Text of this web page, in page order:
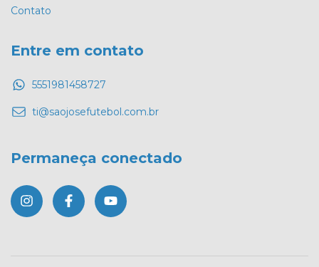
Contato
Entre em contato
5551981458727
ti@saojosefutebol.com.br
Permaneça conectado